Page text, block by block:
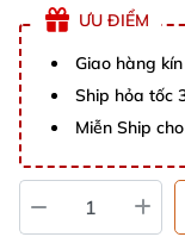
ƯU ĐIỂM
Giao hàng
Ship hỏa tốc
Miễn Ship